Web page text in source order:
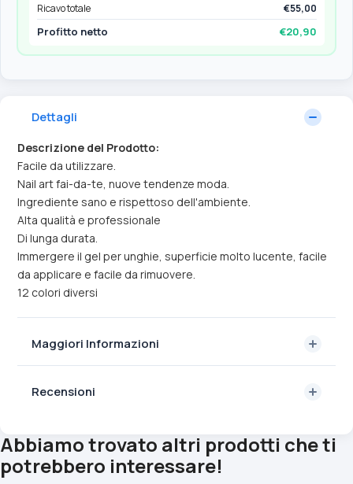
Ricavo totale
€55,00
Profitto netto €20,90
Dettagli
Descrizione del Prodotto:
Facile da utilizzare.
Nail art fai-da-te, nuove tendenze moda.
Ingrediente sano e rispettoso dell'ambiente.
Alta qualità e professionale
Di lunga durata.
Immergere il gel per unghie, superficie molto lucente, facile
da applicare e facile da rimuovere.
12 colori diversi
Maggiori Informazioni
Recensioni
Abbiamo trovato altri prodotti che ti
potrebbero interessare!